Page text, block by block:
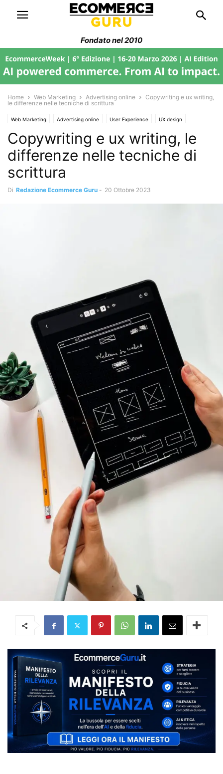
Fondato nel 2010
Home Web Marketing Advertising online
Copywriting e ux writing,
le differenze nelle tecniche di scrittura
Web Marketing Advertising online User Experience UX design
Filiera Ecommerce
Copywriting e ux writing, le
differenze nelle tecniche di
scrittura
Di Redazione Ecommerce Guru - 20 Ottobre 2023